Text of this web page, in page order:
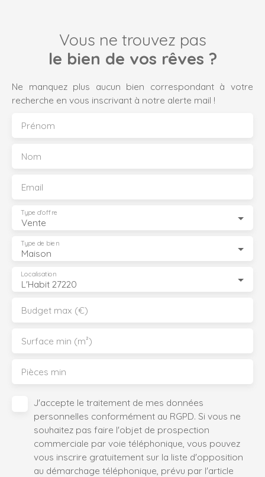
Vous ne trouvez pas
le bien de vos rêves ?
Ne manquez plus aucun bien correspondant à votre
recherche en vous inscrivant à notre alerte mail !
Prénom
Nom
Email
Vente
Type d'offre
Maison
Type de bien
L'Habit 27220
Localisation
Budget max (€)
Surface min (m²)
Pièces min
J'accepte le traitement de mes données
personnelles conformément au RGPD. Si vous ne
souhaitez pas faire l'objet de prospection
commerciale par voie téléphonique, vous pouvez
vous inscrire gratuitement sur la liste d'opposition
au démarchage téléphonique, prévu par l'article